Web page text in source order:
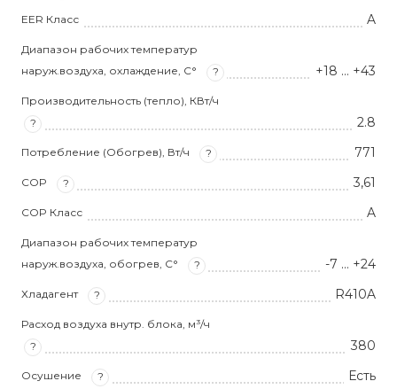
EER Класс A
Диапазон рабочих температур
наруж.воздуха, охлаждение, С°
? +18 … +43
Производительность (тепло), КВт/ч
?
2.8
Потребление (Обогрев), Вт/ч ? 771
COP ? 3,61
COP Класс A
Диапазон рабочих температур
наруж.воздуха, обогрев, С°
? -7 … +24
Хладагент ? R410A
Расход воздуха внутр. блока, м³/ч
?
380
Осушение ? Есть